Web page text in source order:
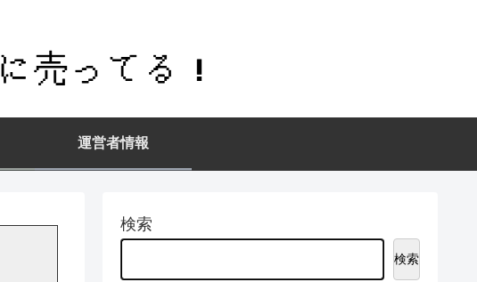
運営者情報
検索
検索